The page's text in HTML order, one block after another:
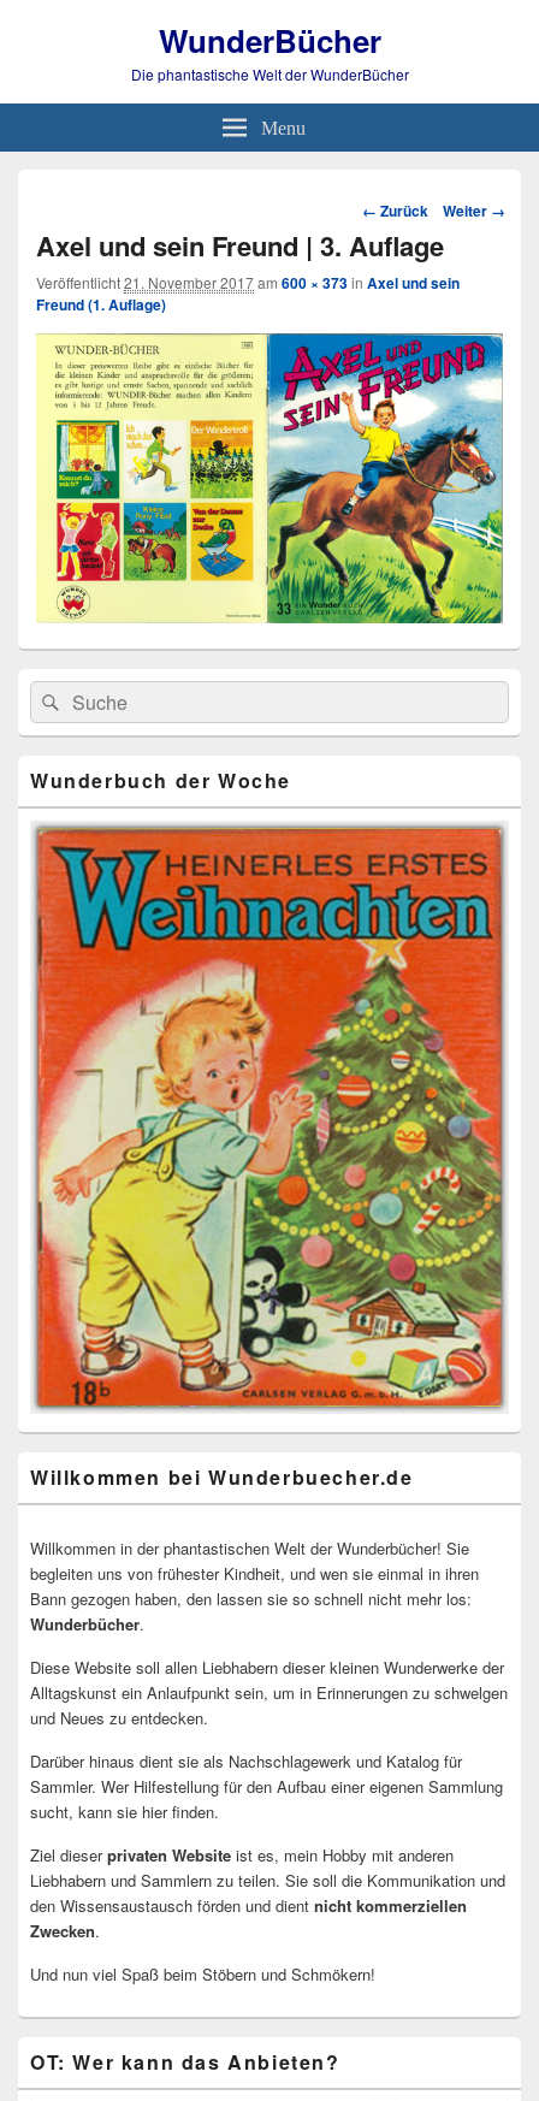
WunderBücher
Die phantastische Welt der WunderBücher
Menu
Bild-
Navigation
← Zurück Weiter →
Axel und sein Freund | 3. Auflage
Veröffentlicht21. November 2017am 600 × 373in Axel und sein
Freund (1. Auflage)
Primärer
Seitenleisten
Widget-
Bereich
Search
for:
Suche
Wunderbuch der Woche
Willkommen bei Wunderbuecher.de
Willkommen in der phantastischen Welt der Wunderbücher! Sie
begleiten uns von frühester Kindheit, und wen sie einmal in ihren
Bann gezogen haben, den lassen sie so schnell nicht mehr los:
Wunderbücher.
Diese Website soll allen Liebhabern dieser kleinen Wunderwerke der
Alltagskunst ein Anlaufpunkt sein, um in Erinnerungen zu schwelgen
und Neues zu entdecken.
Darüber hinaus dient sie als Nachschlagewerk und Katalog für
Sammler. Wer Hilfestellung für den Aufbau einer eigenen Sammlung
sucht, kann sie hier finden.
Ziel dieserprivaten Website ist es, mein Hobby mit anderen
Liebhabern und Sammlern zu teilen. Sie soll die Kommunikation und
den Wissensaustausch förden und dient nicht kommerziellen
Zwecken.
Und nun viel Spaß beim Stöbern und Schmökern!
OT: Wer kann das Anbieten?